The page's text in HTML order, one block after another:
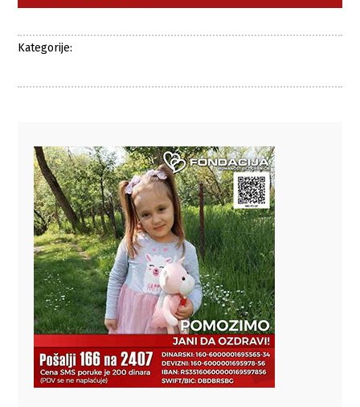
Kategorije: